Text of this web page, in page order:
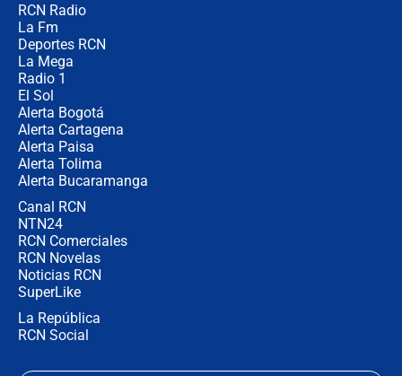
RCN Radio
La Fm
Deportes RCN
La Mega
Radio 1
El Sol
Alerta Bogotá
Alerta Cartagena
Alerta Paisa
Alerta Tolima
Alerta Bucaramanga
Canal RCN
NTN24
RCN Comerciales
RCN Novelas
Noticias RCN
SuperLike
La República
RCN Social